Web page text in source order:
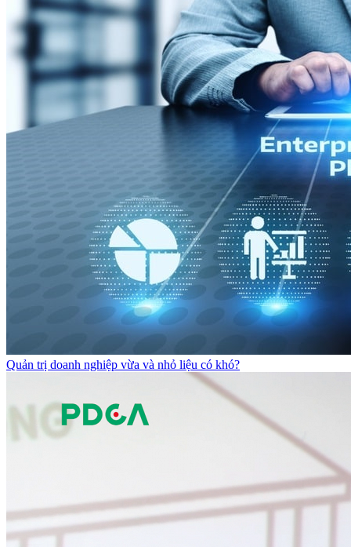
Quản trị doanh nghiệp vừa và nhỏ liệu có khó?